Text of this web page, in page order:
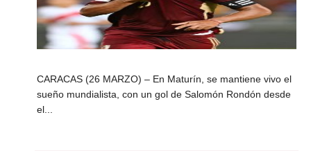
CARACAS (26 MARZO) – En Maturín, se mantiene vivo el
sueño mundialista, con un gol de Salomón Rondón desde
el...